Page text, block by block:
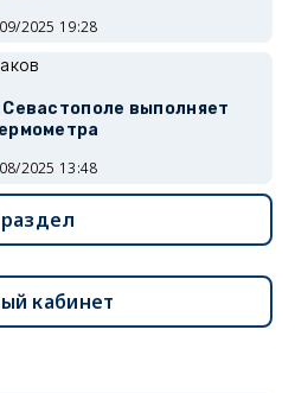
2025 19:28
Севастополе выполняет
2025 13:48
кабинет